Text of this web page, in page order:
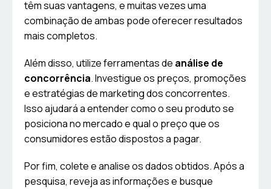
têm suas vantagens, e muitas vezes uma
combinação de ambas pode oferecer resultados
mais completos.
Além disso, utilize ferramentas de análise de
concorrência. Investigue os preços, promoções
e estratégias de marketing dos concorrentes.
Isso ajudará a entender como o seu produto se
posiciona no mercado e qual o preço que os
consumidores estão dispostos a pagar.
Por fim, colete e analise os dados obtidos. Após a
pesquisa, reveja as informações e busque